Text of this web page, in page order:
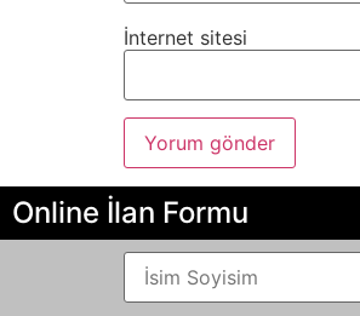
İnternet sitesi
Online İlan Formu